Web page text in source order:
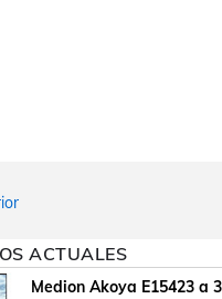
ACTUALES
Medion Akoya E15423 a